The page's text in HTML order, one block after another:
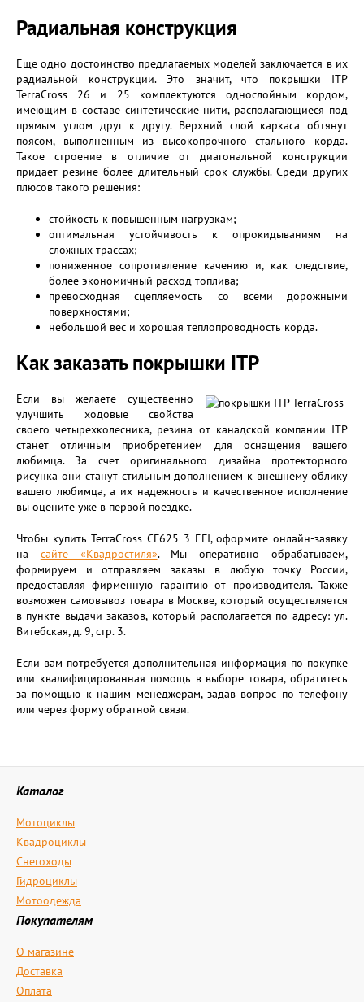
Радиальная конструкция
Еще одно достоинство предлагаемых моделей заключается в их
радиальной конструкции. Это значит, что покрышки ITP
TerraCross 26 и 25 комплектуются однослойным кордом,
имеющим в составе синтетические нити, располагающиеся под
прямым углом друг к другу. Верхний слой каркаса обтянут
поясом, выполненным из высокопрочного стального корда.
Такое строение в отличие от диагональной конструкции
придает резине более длительный срок службы. Среди других
плюсов такого решения:
стойкость к повышенным нагрузкам;
оптимальная устойчивость к опрокидываниям на
сложных трассах;
пониженное сопротивление качению и, как следствие,
более экономичный расход топлива;
превосходная сцепляемость со всеми дорожными
поверхностями;
небольшой вес и хорошая теплопроводность корда.
Как заказать покрышки ITP
Если вы желаете существенно
улучшить ходовые свойства
своего четырехколесника, резина от канадской компании ITP
станет отличным приобретением для оснащения вашего
любимца. За счет оригинального дизайна протекторного
рисунка они станут стильным дополнением к внешнему облику
вашего любимца, а их надежность и качественное исполнение
вы оцените уже в первой поездке.
Чтобы купить TerraCross CF625 3 EFI, оформите онлайн-заявку
на сайте «Квадростиля». Мы оперативно обрабатываем,
формируем и отправляем заказы в любую точку России,
предоставляя фирменную гарантию от производителя. Также
возможен самовывоз товара в Москве, который осуществляется
в пункте выдачи заказов, который располагается по адресу: ул.
Витебская, д. 9, стр. 3.
Если вам потребуется дополнительная информация по покупке
или квалифицированная помощь в выборе товара, обратитесь
за помощью к нашим менеджерам, задав вопрос по телефону
или через форму обратной связи.
Каталог
Мотоциклы
Квадроциклы
Снегоходы
Гидроциклы
Мотоодежда
Покупателям
О магазине
Доставка
Оплата